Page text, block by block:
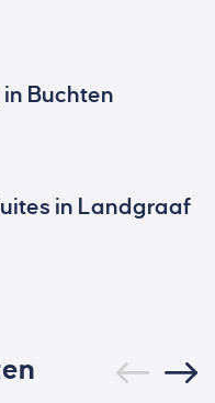
Buchten
in Landgraaf